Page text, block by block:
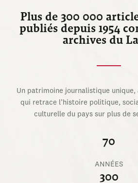
Plus de 300 000
publiés depuis 1954
archives du
Un patrimoine journalistique unique,
qui retrace l’histoire politique,
culturelle du pays sur plus de
70
ANNÉES
300